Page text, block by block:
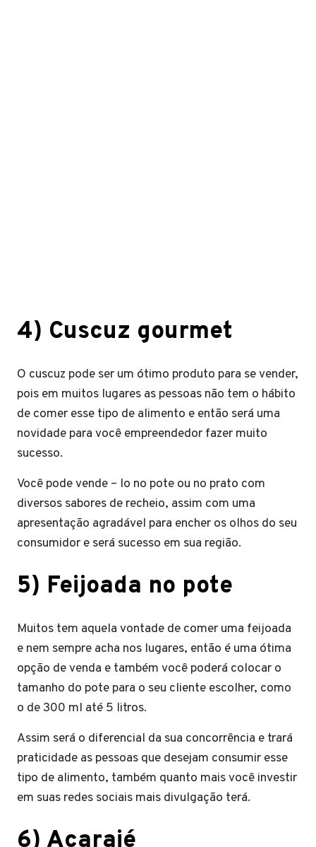
4) Cuscuz gourmet
O cuscuz pode ser um ótimo produto para se vender,
pois em muitos lugares as pessoas não tem o hábito
de comer esse tipo de alimento e então será uma
novidade para você empreendedor fazer muito
sucesso.
Você pode vende – lo no pote ou no prato com
diversos sabores de recheio, assim com uma
apresentação agradável para encher os olhos do seu
consumidor e será sucesso em sua região.
5) Feijoada no pote
Muitos tem aquela vontade de comer uma feijoada
e nem sempre acha nos lugares, então é uma ótima
opção de venda e também você poderá colocar o
tamanho do pote para o seu cliente escolher, como
o de 300 ml até 5 litros.
Assim será o diferencial da sua concorrência e trará
praticidade as pessoas que desejam consumir esse
tipo de alimento, também quanto mais você investir
em suas redes sociais mais divulgação terá.
6) Acarajé